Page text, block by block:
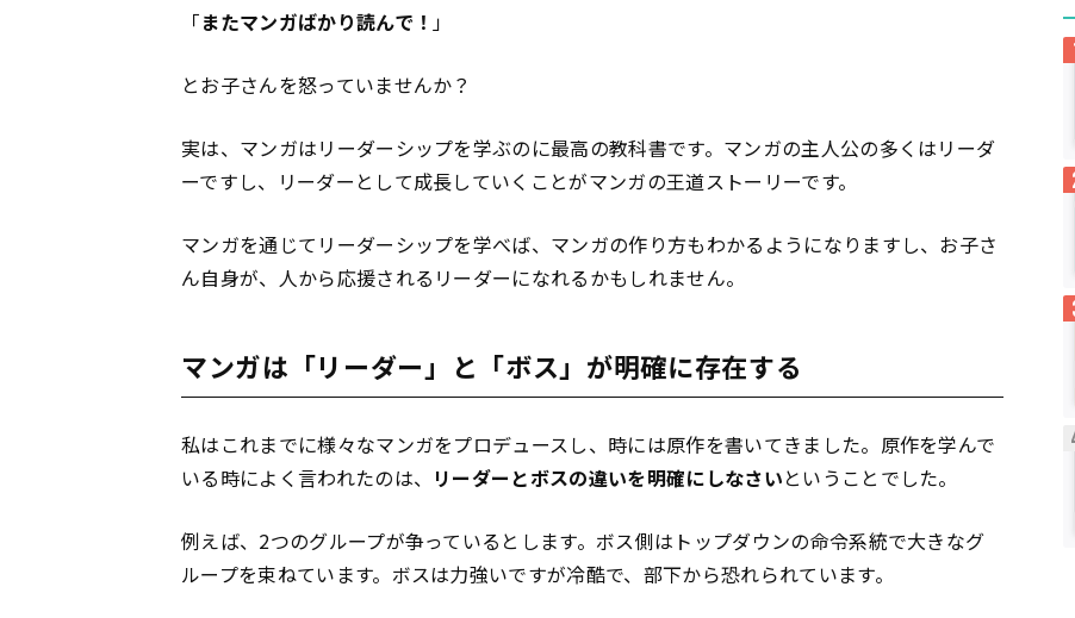
「またマンガばかり読んで！ 」
とお子さんを怒っていませんか？
実は、マンガはリーダーシップを学ぶのに最高の教科書です。マンガの主人公の多くはリーダ
ーですし、リーダーとして成長していくことがマンガの王道ストーリーです。
マンガを通じてリーダーシップを学べば、マンガの作り方もわかるようになりますし、お子さ
ん自身が、人から応援されるリーダーになれるかもしれません。
マンガは「リーダー」と「ボス」が明確に存在する
私はこれまでに様々なマンガをプロデュースし、時には原作を書いてきました。原作を学んで
いる時によく言われたのは、 リーダーとボスの違いを明確にしなさいということでした。
例えば、2つのグループが争っているとします。ボス側はトップダウンの命令系統で大きなグ
ループを束ねています。ボスは力強いですが冷酷で、部下から恐れられています。